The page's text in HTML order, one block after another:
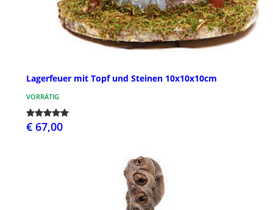
Lagerfeuer mit Topf und Steinen 10x10x10cm
VORRÄTIG
€ 67,00